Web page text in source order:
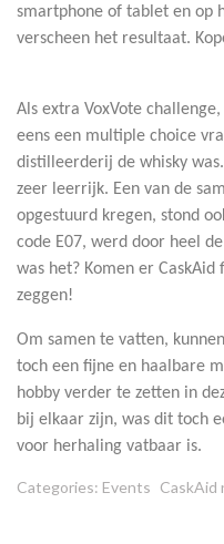
smartphone of tablet en op
verscheen het resultaat.
Als extra VoxVote
eens een multiple choice
distilleerderij de whisky
zeer leerrijk. Een van de
opgestuurd kregen, stond
code E07, werd door heel
was het? Komen er CaskAid
zeggen!
Om samen te vatten,
toch een fijne en haalbare
hobby verder te zetten in
bij elkaar zijn, was dit toch
voor herhaling vatbaar is.
Categories: Events CaskAid